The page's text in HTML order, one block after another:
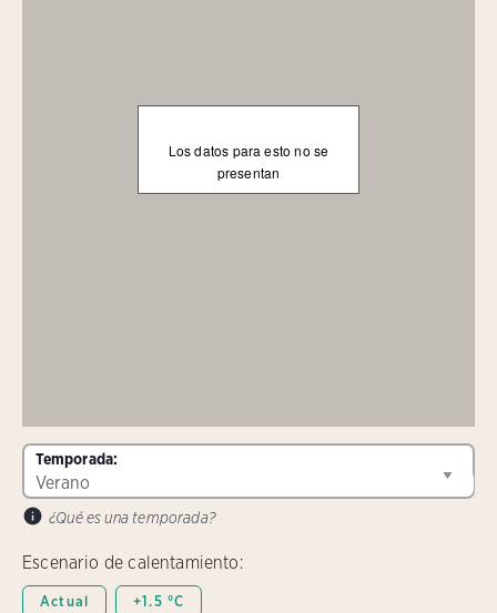
Los datos para esto no se
presentan
Temporada:
¿Qué es una temporada?
Escenario de calentamiento:
Actual +1.5 °C